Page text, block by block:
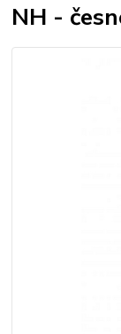
NH -